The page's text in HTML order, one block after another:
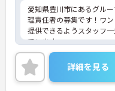
愛知県豊川市にあるグル
理責任者の募集です！ワ
提供できるようスタッフ
でいます。
ご興味ある方には、面接
詳細をお話しいたしますの
い！
詳細を見る